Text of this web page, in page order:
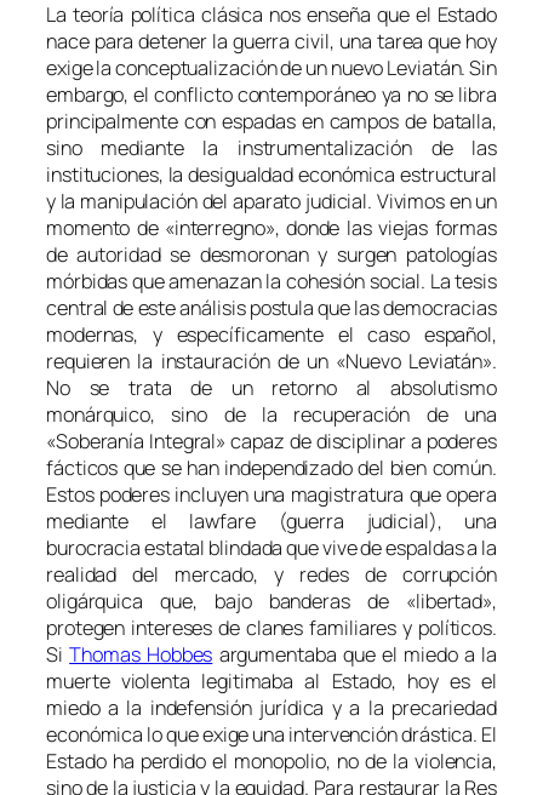
La teoría política clásica nos enseña que el Estado
nace para detener la guerra civil, una tarea que hoy
exige la conceptualización de un nuevo Leviatán. Sin
embargo, el conflicto contemporáneo ya no se libra
principalmente con espadas en campos de batalla,
sino mediante la instrumentalización de las
instituciones, la desigualdad económica estructural
y la manipulación del aparato judicial. Vivimos en un
momento de «interregno», donde las viejas formas
de autoridad se desmoronan y surgen patologías
mórbidas que amenazan la cohesión social. La tesis
central de este análisis postula que las democracias
modernas, y específicamente el caso español,
requieren la instauración de un «Nuevo Leviatán».
No se trata de un retorno al absolutismo
monárquico, sino de la recuperación de una
«Soberanía Integral» capaz de disciplinar a poderes
fácticos que se han independizado del bien común.
Estos poderes incluyen una magistratura que opera
mediante el lawfare(guerra judicial), una
burocracia estatal blindada que vive de espaldas a la
realidad del mercado, y redes de corrupción
oligárquica que, bajo banderas de «libertad»,
protegen intereses de clanes familiares y políticos.
SiThomas Hobbes argumentaba que el miedo a la
muerte violenta legitimaba al Estado, hoy es el
miedo a la indefensión jurídica y a la precariedad
económica lo que exige una intervención drástica. El
Estado ha perdido el monopolio, no de la violencia,
sino de la justicia y la equidad. Para restaurar la Res